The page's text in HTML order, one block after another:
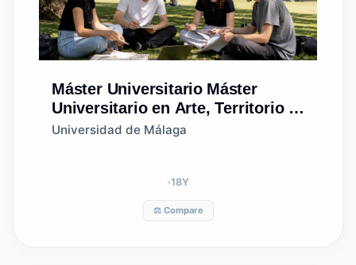
Máster Universitario Máster
Universitario en Arte, Territorio y
Paisaje
Universidad de Málaga
18Y
⚖️ Compare